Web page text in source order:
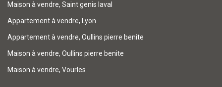
Maison à vendre, Saint genis laval
Appartement à vendre, Lyon
Appartement à vendre, Oullins pierre benite
Maison à vendre, Oullins pierre benite
Maison à vendre, Vourles